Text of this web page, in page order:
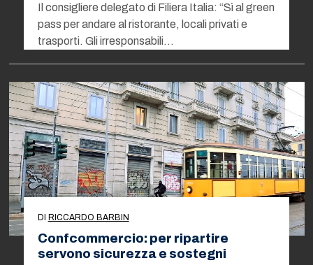
Il consigliere delegato di Filiera Italia: “Sì al green
pass per andare al ristorante, locali privati e
trasporti. Gli irresponsabili…
DI RICCARDO BARBIN
Confcommercio: per ripartire
servono sicurezza e sostegni